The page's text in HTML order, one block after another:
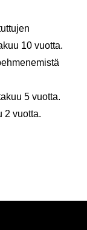
10 vuotta.
5 vuotta.
2 vuotta.